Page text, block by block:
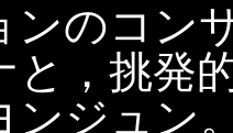
ンのコン
と，挑発
ンジュン